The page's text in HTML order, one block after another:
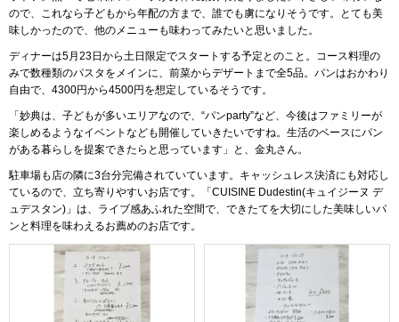
ので、これなら子どもから年配の方まで、誰でも虜になりそうです。とても美
味しかったので、他のメニューも味わってみたいと思いました。
ディナーは5月23日から土日限定でスタートする予定とのこと。コース料理の
みで数種類のパスタをメインに、前菜からデザートまで全5品。パンはおかわり
自由で、4300円から4500円を想定しているそうです。
「妙典は、子どもが多いエリアなので、“パンparty”など、今後はファミリーが
楽しめるようなイベントなども開催していきたいですね。生活のベースにパン
がある暮らしを提案できたらと思っています」と、金丸さん。
駐車場も店の隣に3台分完備されていています。キャッシュレス決済にも対応し
ているので、立ち寄りやすいお店です。「CUISINE Dudestin(キュイジーヌ デ
ュデスタン)」は、ライブ感あふれた空間で、できたてを大切にした美味しいパ
ンと料理を味わえるお薦めのお店です。